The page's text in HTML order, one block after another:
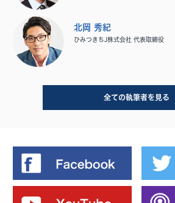
北岡 秀紀
ひみつきちJ株式会社 代表取締役
全ての執筆者を見る